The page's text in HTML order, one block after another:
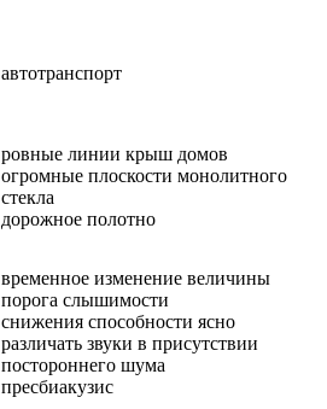
автотранспорт
ровные линии крыш домов
огромные плоскости монолитного
стекла
дорожное полотно
временное изменение величины
порога слышимости
снижения способности ясно
различать звуки в присутствии
постороннего шума
пресбиакузис